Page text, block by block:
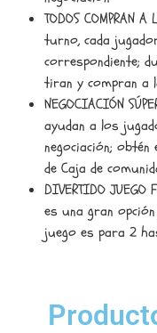
TODOS COMPRAN
turno, cada
correspondiente;
tiran y compran a
NEGOCIACIÓN
ayudan a los
negociación;
de Caja de
DIVERTIDO
es una gran
juego es para 2